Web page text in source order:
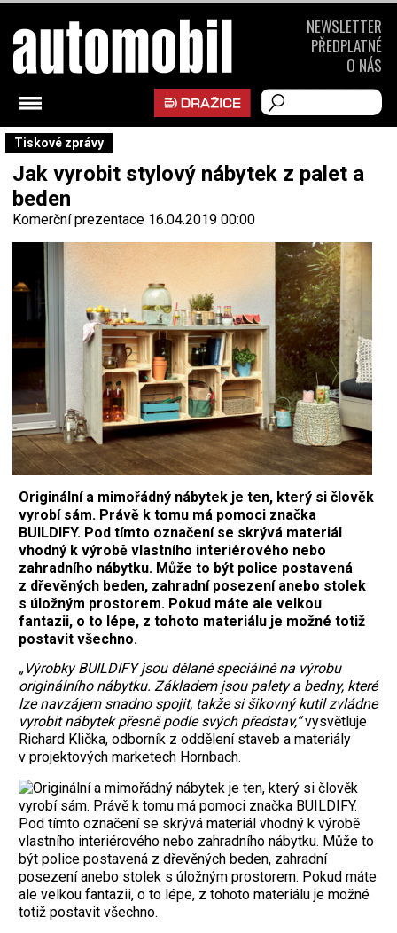
Tiskové zprávy
Jak vyrobit stylový nábytek z palet a
beden
Komerční prezentace 16.04.2019 00:00
Originální a mimořádný nábytek je ten, který si člověk
vyrobí sám. Právě k tomu má pomoci značka
BUILDIFY. Pod tímto označení se skrývá materiál
vhodný k výrobě vlastního interiérového nebo
zahradního nábytku. Může to být police postavená
z dřevěných beden, zahradní posezení anebo stolek
s úložným prostorem. Pokud máte ale velkou
fantazii, o to lépe, z tohoto materiálu je možné totiž
postavit všechno.
„Výrobky BUILDIFY jsou dělané speciálně na výrobu
originálního nábytku. Základem jsou palety a bedny, které
lze navzájem snadno spojit, takže si šikovný kutil zvládne
vyrobit nábytek přesně podle svých představ,“vysvětluje
Richard Klička, odborník z oddělení staveb a materiály
v projektových marketech Hornbach.
NEWSLETTER
PŘEDPLATNÉ
O NÁS